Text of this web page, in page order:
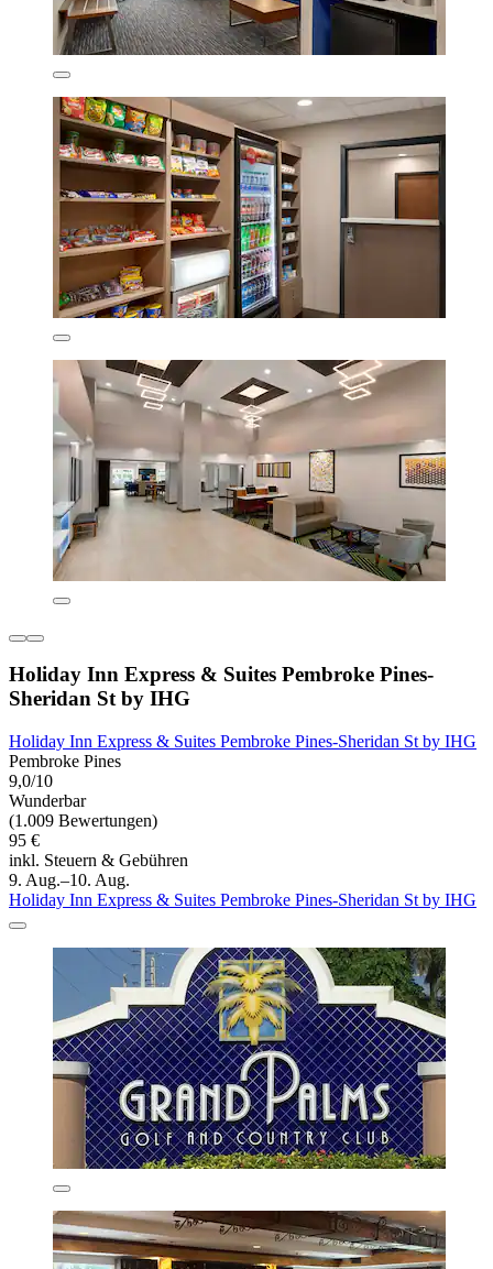
Holiday Inn Express & Suites Pembroke Pines-
Sheridan St by IHG
Holiday Inn Express & Suites Pembroke Pines-Sheridan St by IHG
Pembroke Pines
9,0/10
Wunderbar
(1.009 Bewertungen)
95 €
inkl. Steuern & Gebühren
9. Aug.–10. Aug.
Holiday Inn Express & Suites Pembroke Pines-Sheridan St by IHG